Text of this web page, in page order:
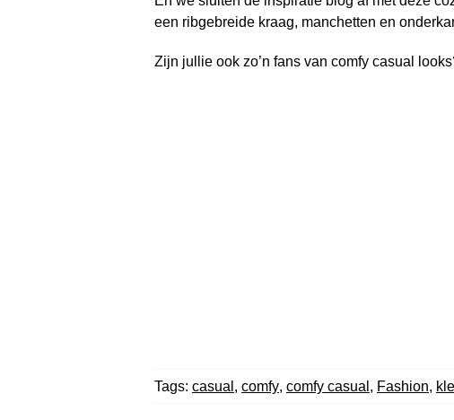
een ribgebreide kraag, manchetten en
Zijn jullie ook zo’n fans van comfy casual
Tags: casual , comfy, comfy casual , Fashion,